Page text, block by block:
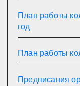
План работы
год
План работы
Предписания